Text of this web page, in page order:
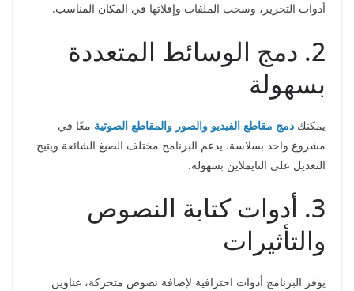
أدوات التحرير، وسحب الملفات وإفلاتها في المكان المناسب.
2. دمج الوسائط المتعددة
بسهولة
يمكنك دمج مقاطع الفيديو والصور والمقاطع الصوتية معًا في
مشروع واحد بسلاسة. يدعم البرنامج مختلف الصيغ الشائعة ويتيح
التعديل على التايملاين بسهولة.
3. أدوات كتابة النصوص
والتأثيرات
يوفر البرنامج أدوات احترافية لإضافة نصوص متحركة، عناوين